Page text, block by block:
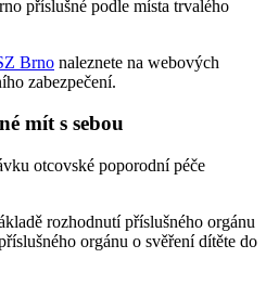
příslušné podle místa trvalého
Brno naleznete na webových
zabezpečení.
mít s sebou
otcovské poporodní péče
rozhodnutí příslušného orgánu
orgánu o svěření dítěte do